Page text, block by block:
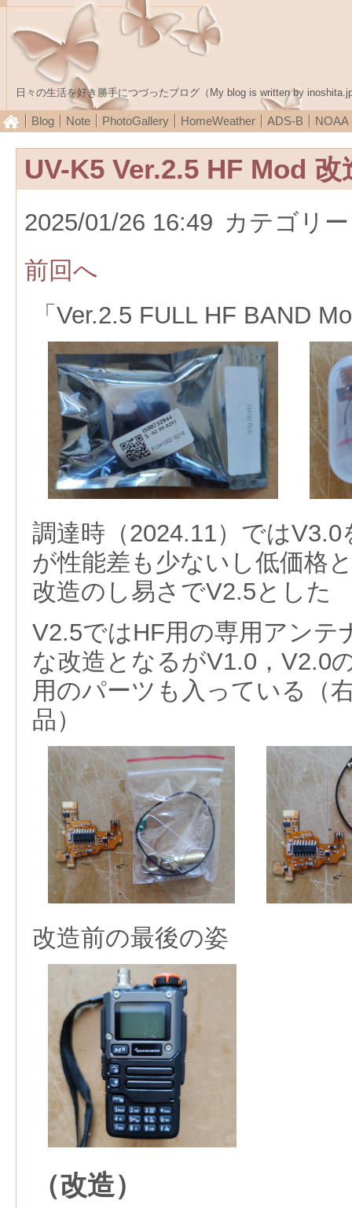
日々の生活を好き勝手につづったブログ（My blog is written by
Blog Note PhotoGallery HomeWeather ADS-B NOAA
UV-K5 Ver.2.5 HF Mod 改
2025/01/26 16:49 カテゴリ
前回へ
「Ver.2.5 FULL HF BAND
調達時（2024.11）では
が性能差も少ないし低価格
改造のし易さでV2.5とした
V2.5ではHF用の専用アンテ
な改造となるがV1.0，V2.0
用のパーツも入っている（
品）
改造前の最後の姿
（改造）